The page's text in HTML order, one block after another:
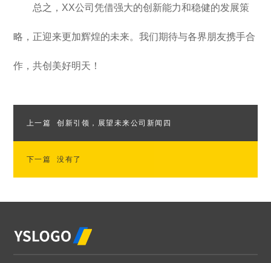
总之，XX公司凭借强大的创新能力和稳健的发展策
略，正迎来更加辉煌的未来。我们期待与各界朋友携手合
作，共创美好明天！
上一篇 创新引领，展望未来公司新闻四
下一篇 没有了